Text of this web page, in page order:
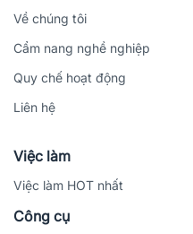
Về chúng tôi
Cẩm nang nghề nghiệp
Quy chế hoạt động
Liên hệ
Việc làm
Việc làm HOT nhất
Công cụ